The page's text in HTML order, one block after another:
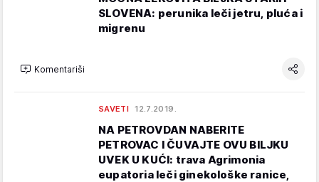
SLOVENA: perunika leči jetru, pluća i
migrenu
Komentariši
SAVETI 12.7.2019.
NA PETROVDAN NABERITE
PETROVAC I ČUVAJTE OVU BILJKU
UVEK U KUĆI: trava Agrimonia
eupatoria leči ginekološke ranice,